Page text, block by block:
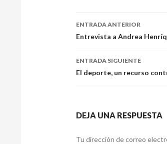
Navegación
de
entradas
ENTRADA ANTERIOR
Entrevista a Andrea
ENTRADA SIGUIENTE
El deporte, un recurso
DEJA UNA RESPUESTA
Tu dirección de correo